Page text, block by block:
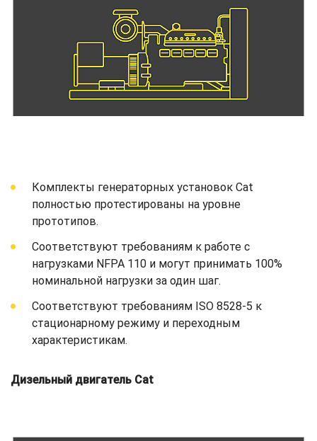
Комплекты генераторных установок Cat
полностью протестированы на уровне
прототипов.
Соответствуют требованиям к работе с
нагрузками NFPA 110 и могут принимать 100%
номинальной нагрузки за один шаг.
Соответствуют требованиям ISO 8528-5 к
стационарному режиму и переходным
характеристикам.
Дизельный двигатель Cat